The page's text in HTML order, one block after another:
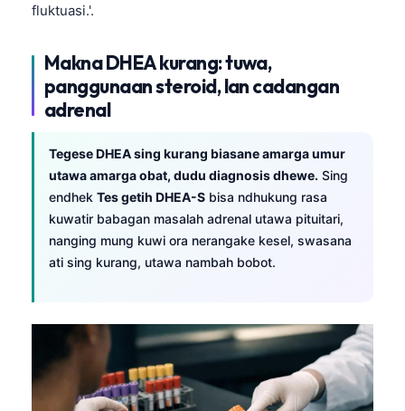
fluktuasi.'.
Makna DHEA kurang: tuwa,
panggunaan steroid, lan cadangan
adrenal
Tegese DHEA sing kurang biasane amarga umur
utawa amarga obat, dudu diagnosis dhewe. Sing
endhek Tes getih DHEA-S bisa ndhukung rasa
kuwatir babagan masalah adrenal utawa pituitari,
nanging mung kuwi ora nerangake kesel, swasana
ati sing kurang, utawa nambah bobot.